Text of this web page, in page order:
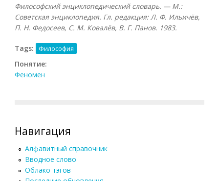
Философский энциклопедический словарь. — М.:
Советская энциклопедия. Гл. редакция: Л. Ф. Ильичёв,
П. Н. Федосеев, С. М. Ковалёв, В. Г. Панов. 1983.
Tags: Философия
Понятие:
Феномен
Навигация
Алфавитный справочник
Вводное слово
Облако тэгов